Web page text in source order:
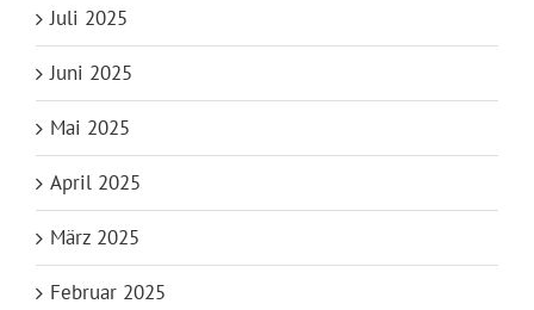
Juli 2025
Juni 2025
Mai 2025
April 2025
März 2025
Februar 2025